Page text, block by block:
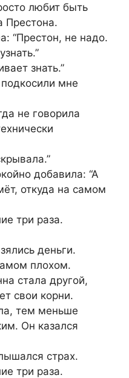
любит быть
Престона.
“Престон, не надо.
знать.”
мне
не говорила
добавила: “А
откуда на самом
три раза.
деньги.
плохом.
стала другой,
свои корни.
тем меньше
Он казался
страх.
три раза.